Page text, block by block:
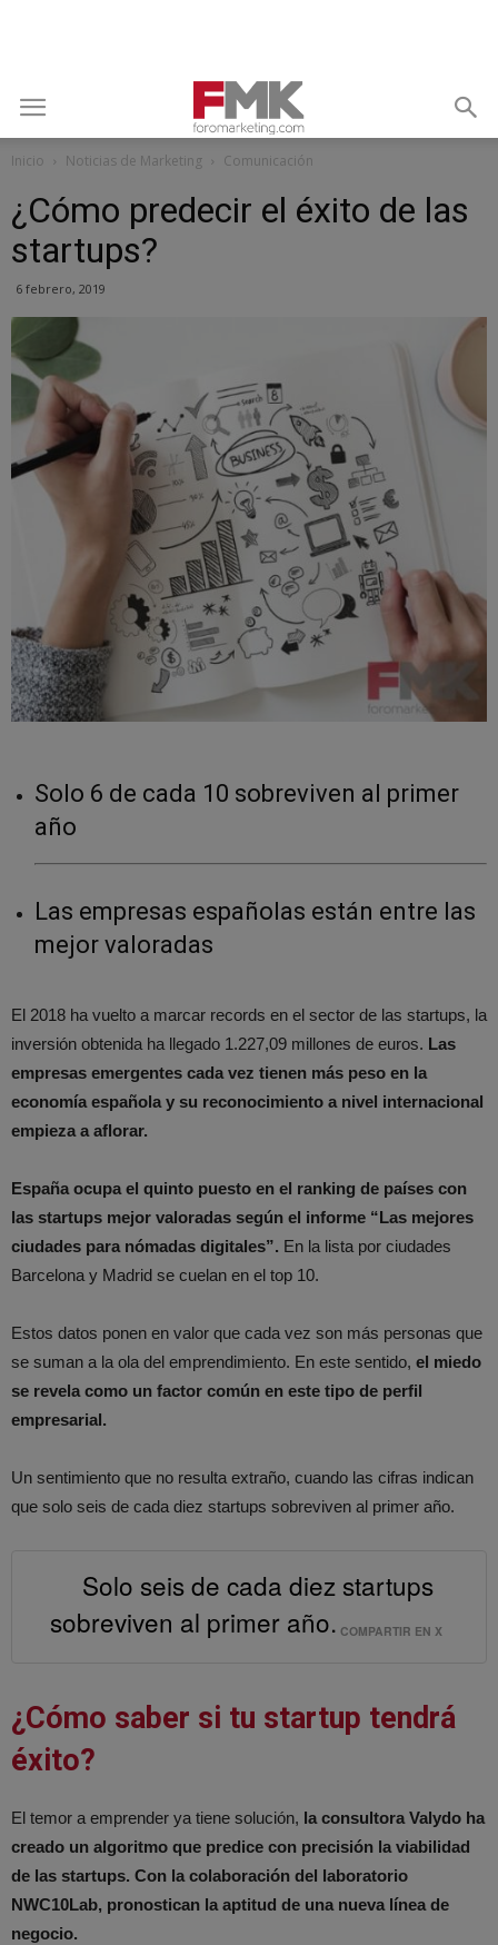
Inicio Noticias de Marketing Comunicación
¿Cómo predecir el éxito de las
startups?
6 febrero, 2019
Solo 6 de cada 10 sobreviven al primer
año
Las empresas españolas están entre las
mejor valoradas
El 2018 ha vuelto a marcar records en el sector de las startups, la
inversión obtenida ha llegado 1.227,09 millones de euros. Las
empresas emergentes cada vez tienen más peso en la
economía española y su reconocimiento a nivel internacional
empieza a aflorar.
España ocupa el quinto puesto en el ranking de países con
las startups mejor valoradas según el informe “Las mejores
ciudades para nómadas digitales”. En la lista por ciudades
Barcelona y Madrid se cuelan en el top 10.
Estos datos ponen en valor que cada vez son más personas que
se suman a la ola del emprendimiento. En este sentido, el miedo
se revela como un factor común en este tipo de perfil
empresarial.
Un sentimiento que no resulta extraño, cuando las cifras indican
que solo seis de cada diez startups sobreviven al primer año.
Solo seis de cada diez startups
sobreviven al primer año. COMPARTIR EN X
¿Cómo saber si tu startup tendrá
éxito?
El temor a emprender ya tiene solución, la consultora Valydo ha
creado un algoritmo que predice con precisión la viabilidad
de las startups. Con la colaboración del laboratorio
NWC10Lab, pronostican la aptitud de una nueva línea de
negocio.